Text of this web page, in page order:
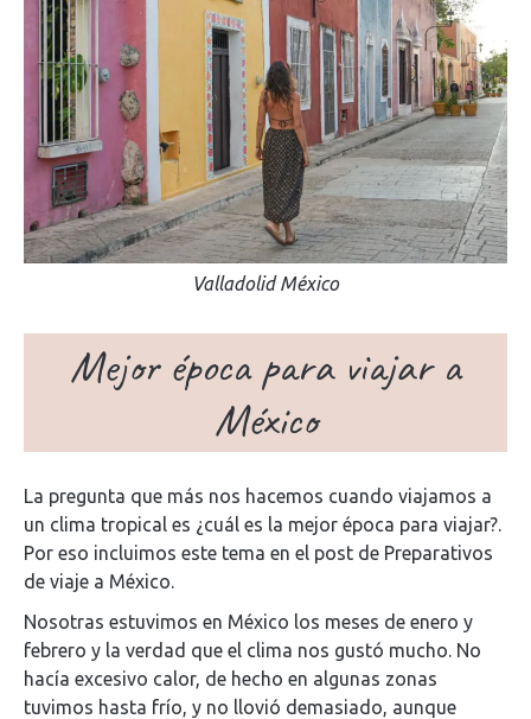
Valladolid México
Mejor época para viajar a
México
La pregunta que más nos hacemos cuando viajamos a
un clima tropical es ¿cuál es la mejor época para viajar?.
Por eso incluimos este tema en el post de Preparativos
de viaje a México.
Nosotras estuvimos en México los meses de enero y
febrero y la verdad que el clima nos gustó mucho. No
hacía excesivo calor, de hecho en algunas zonas
tuvimos hasta frío, y no llovió demasiado, aunque